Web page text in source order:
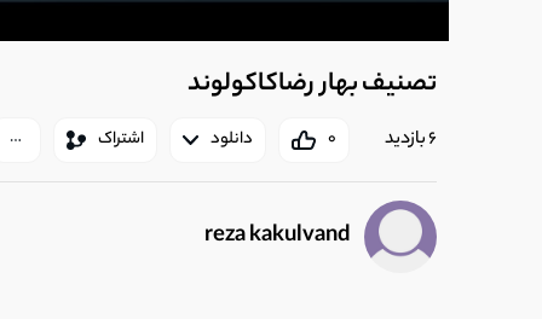
تصنیف بهار رضاکاکولوند
0 دانلود اشتراک 6 بازدید
reza kakulvand